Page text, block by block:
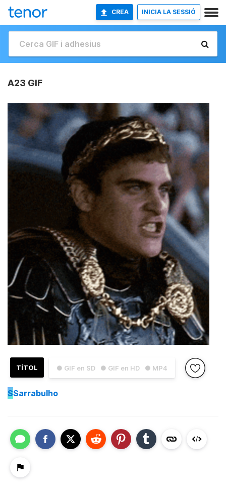
CREA INICIA LA SESSIÓ
A23 GIF
● GIF en SD ● GIF en HD ● MP4
TÍTOL
SSarrabulho